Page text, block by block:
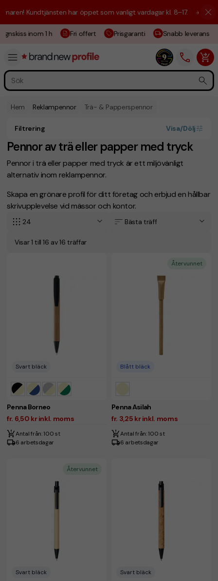
Kundtjänsten har öppet som vanligt vardagar kl. 8–17. ☀️ Vi är här
inom 1 h Fri offert Prisgaranti Snabb leverans
Hem Reklampennor Trä- & Papperspennor
Pennor av trä eller papper med tryck
Pennor i trä eller papper med tryck är ett miljövänligt
alternativ inom reklampennor.
Skapa en grönare profil för ditt företag och erbjud en hållbar
skrivupplevelse vid mässor och kontor.
Filtrering Visa/Dölj
Visar 1 till 16 av 16 träffar
24 Bästa träff
Svart bläck
Penna Borneo
fr. 6,50 kr inkl. moms
Antal från: 100 st
6 arbetsdagar
Återvunnet
Blått bläck
Penna Asilah
fr. 3,25 kr inkl. moms
Antal från: 100 st
6 arbetsdagar
Återvunnet
Svart bläck Svart bläck